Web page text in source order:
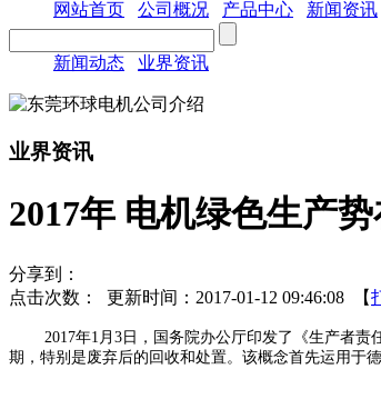
网站首页 公司概况 产品中心 新闻资讯
新闻动态 业界资讯
业界资讯
2017年 电机绿色生产
分享到：
点击次数：
更新时间：2017-01-12 09:46:08 【
2017年1月3日，国务院办公厅印发了《生产者责任
期，特别是废弃后的回收和处置。该概念首先运用于